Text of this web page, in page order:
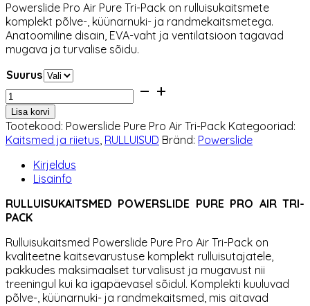
oli:
44,90 €.
on:
29,90 €.
Powerslide Pro Air Pure Tri-Pack on rulluisukaitsmete
komplekt põlve-, küünarnuki- ja randmekaitsmetega.
Anatoomiline disain, EVA-vaht ja ventilatsioon tagavad
mugava ja turvalise sõidu.
Suurus
Rulluisukaitsmed
Powerslide
Pure
Pro
Air
kogus
Lisa korvi
Tootekood: Powerslide Pure Pro Air Tri-Pack Kategooriad:
Kaitsmed ja riietus, RULLUISUD Bränd: Powerslide
Kirjeldus
Lisainfo
RULLUISUKAITSMED POWERSLIDE PURE PRO AIR TRI-
PACK
Rulluisukaitsmed Powerslide Pure Pro Air Tri-Pack on
kvaliteetne kaitsevarustuse komplekt rulluisutajatele,
pakkudes maksimaalset turvalisust ja mugavust nii
treeningul kui ka igapäevasel sõidul. Komplekti kuuluvad
põlve-, küünarnuki- ja randmekaitsmed, mis aitavad